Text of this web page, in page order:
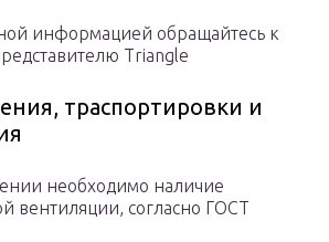
информацией обращайтесь к
Triangle
траспортировки и
необходимо наличие
вентиляции, согласно ГОСТ